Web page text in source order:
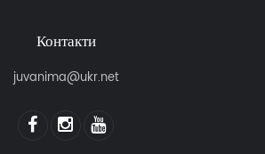
Контакти
juvanima@ukr.net